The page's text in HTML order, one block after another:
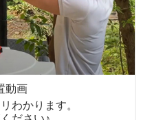
動画
わかります。